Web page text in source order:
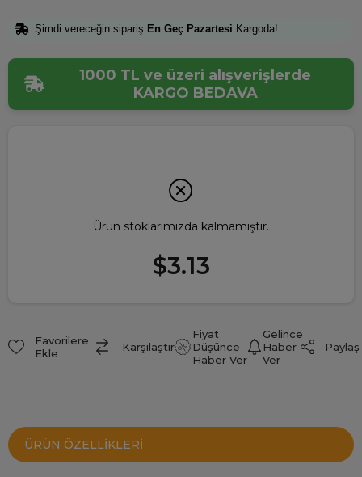
Şimdi vereceğin sipariş En Geç Pazartesi Kargoda!
1000 TL ve üzeri alışverişlerde
KARGO BEDAVA
Ürün stoklarımızda kalmamıştır.
$3.13
Favorilere
Ekle
Karşılaştır
Fiyat
Düşünce
Haber Ver
Gelince
Haber
Ver
Paylaş
ÜRÜN ÖZELLIKLERI